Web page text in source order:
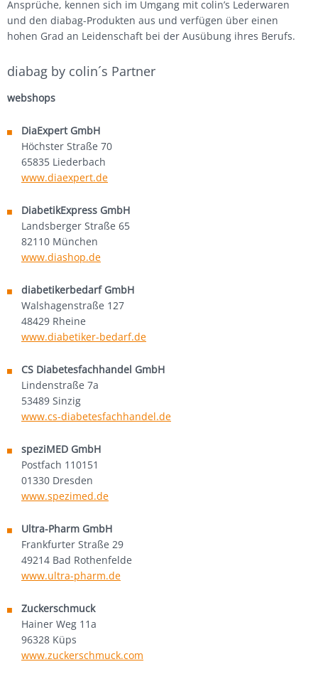
Tim Johl
Alfredo Häberli
Karen Donndorf
Sonderanfertigungen
colin’s nach Maß
colin’s B2B
colin´s Autogepäck
über colin’s
Design
Tradition
Partner
Partner colin’s
Die Lederschürze
Ansprüche, kennen sich im Umgang mit colin’s Lederwaren
und den diabag-Produkten aus und verfügen über einen
hohen Grad an Leidenschaft bei der Ausübung ihres Berufs.
diabag by colin´s Partner
webshops
DiaExpert GmbH
Höchster Straße 70
65835 Liederbach
www.diaexpert.de
DiabetikExpress GmbH
Landsberger Straße 65
82110 München
www.diashop.de
diabetikerbedarf GmbH
Walshagenstraße 127
48429 Rheine
www.diabetiker-bedarf.de
CS Diabetesfachhandel GmbH
Lindenstraße 7a
53489 Sinzig
www.cs-diabetesfachhandel.de
speziMED GmbH
Postfach 110151
01330 Dresden
www.spezimed.de
Ultra-Pharm GmbH
Frankfurter Straße 29
49214 Bad Rothenfelde
www.ultra-pharm.de
Zuckerschmuck
Hainer Weg 11a
96328 Küps
www.zuckerschmuck.com